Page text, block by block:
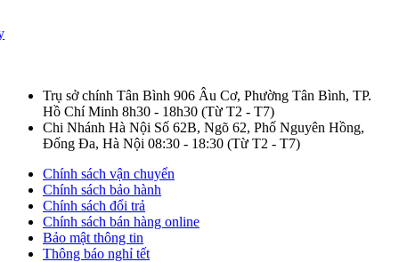
Trụ sở chính Tân Bình 906 Âu Cơ, Phường Tân Bình, TP.
Hồ Chí Minh 8h30 - 18h30 (Từ T2 - T7)
Chi Nhánh Hà Nội Số 62B, Ngõ 62, Phố Nguyên Hồng,
Đống Đa, Hà Nội 08:30 - 18:30 (Từ T2 - T7)
Chính sách vận chuyển
Chính sách bảo hành
Chính sách đổi trả
Chính sách bán hàng online
Bảo mật thông tin
Thông báo nghỉ tết